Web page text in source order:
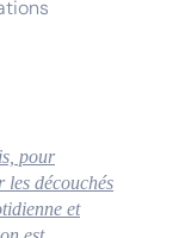
pour
découchés
et